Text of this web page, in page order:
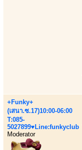
+Funky+
(เสนา.ซ.17)10:00-06:00
T:085-
5027899♥Line:funkyclub
Moderator